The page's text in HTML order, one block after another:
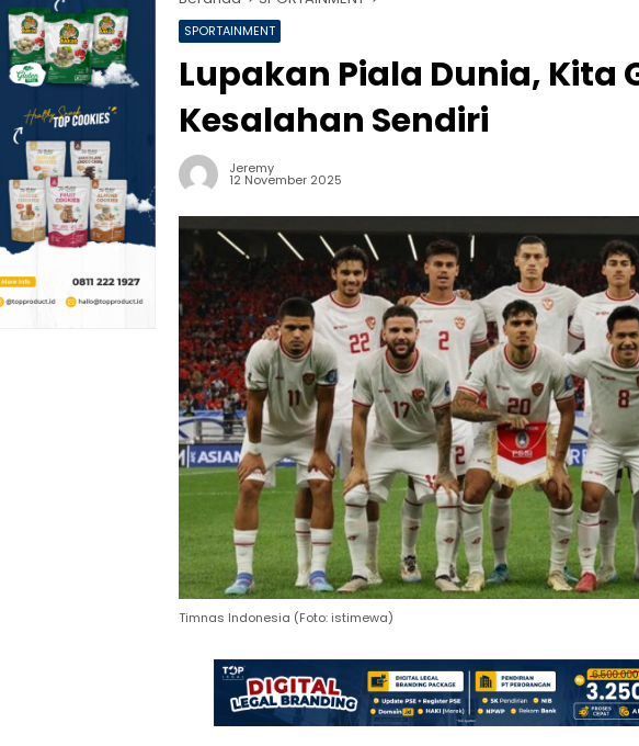
SPORTAINMENT
Lupakan Piala Dunia, Kita
Kesalahan Sendiri
Jeremy
12 November 2025
Timnas Indonesia (Foto: istimewa)